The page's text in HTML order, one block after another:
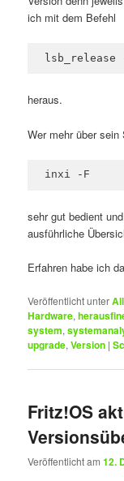
ich mit dem Befehl
lsb_release
heraus.
Wer mehr über
inxi -F
sehr gut bedient
ausführliche
Erfahren habe ich
Veröffentlicht unter
Hardware,
system,
upgrade,Version |
Fritz!OS
Veröffentlicht am12.